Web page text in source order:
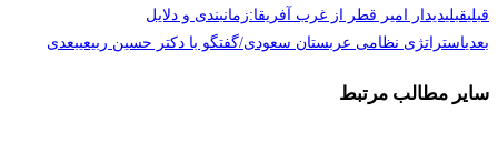
قبلیقبلیدیدار امیر قطر از غرب آفریقا:زمانبندی و دلایل
بعدیاستراتژی نظامی عربستان سعودی/گفتگو با دکتر حسین ربیعیبعدی
سایر مطالب مرتبط